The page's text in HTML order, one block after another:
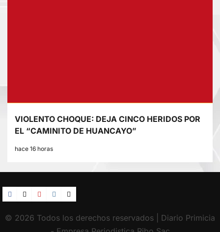
VIOLENTO CHOQUE: DEJA CINCO HERIDOS POR
EL “CAMINITO DE HUANCAYO”
hace 16 horas
Facebook
TikTokYouTube
Instagram
X
© 2026 Todos los derechos reservados | Diario Primicia